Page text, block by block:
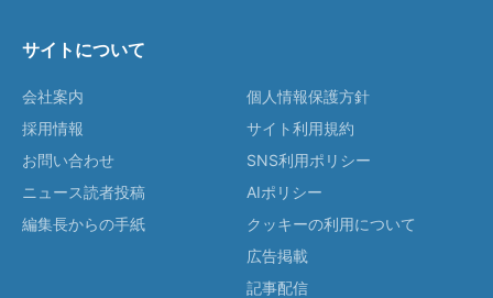
サイトについて
会社案内
採用情報
お問い合わせ
ニュース読者投稿
編集長からの手紙
個人情報保護方針
サイト利用規約
SNS利用ポリシー
AIポリシー
クッキーの利用について
広告掲載
記事配信